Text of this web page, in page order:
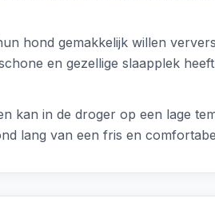
hond gemakkelijk willen
en gezellige slaapplek
kan in de droger op een lage
lang van een fris en